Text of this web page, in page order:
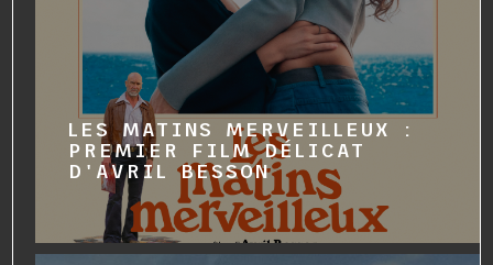
LES MATINS MERVEILLEUX :
PREMIER FILM DÉLICAT
D'AVRIL BESSON